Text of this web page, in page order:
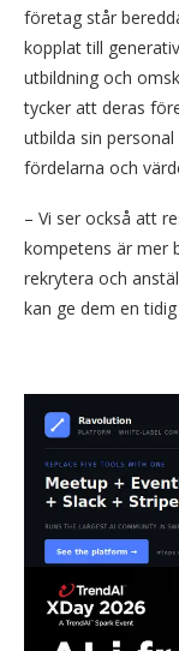
företag står
kopplat till
utbildning och
tycker att deras
utbilda sin
fördelarna och
– Vi ser också att
kompetens är mer
rekrytera och
kan ge dem en